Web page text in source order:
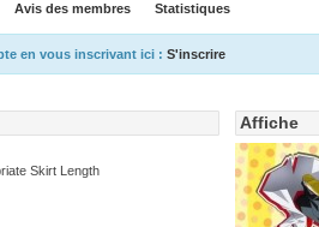
Avis des membres Statistiques
en vous inscrivant ici : S'inscrire
Affiche
Skirt Length